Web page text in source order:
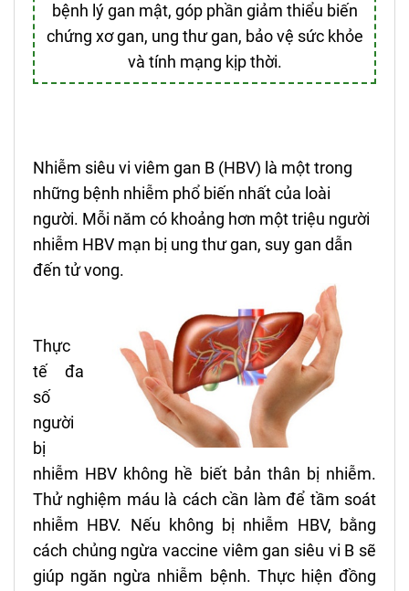
bệnh lý gan mật, góp phần giảm thiểu biến
chứng xơ gan, ung thư gan, bảo vệ sức khỏe
và tính mạng kịp thời.
Nhiễm siêu vi viêm gan B (HBV) là một trong
những bệnh nhiễm phổ biến nhất của loài
người. Mỗi năm có khoảng hơn một triệu người
nhiễm HBV mạn bị ung thư gan, suy gan dẫn
đến tử vong.
Thực
tế đa
số
người
bị
nhiễm HBV không hề biết bản thân bị nhiễm.
Thử nghiệm máu là cách cần làm để tầm soát
nhiễm HBV. Nếu không bị nhiễm HBV, bằng
cách chủng ngừa vaccine viêm gan siêu vi B sẽ
giúp ngăn ngừa nhiễm bệnh. Thực hiện đồng